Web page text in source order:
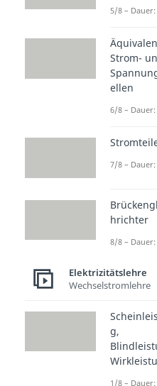
du
alles
die
sein.
und
5/8 – Dauer:
Strom-
ellen
6/8 – Dauer:
7/8 – Dauer:
hrichter
8/8 – Dauer:
Elektrizitätslehre
Wechselstromlehre
g,
1/8 – Dauer: